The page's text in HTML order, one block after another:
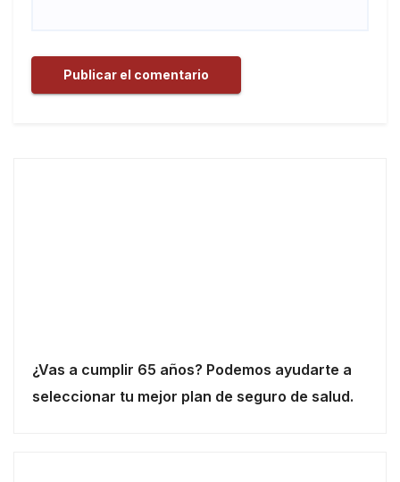
¿Vas a cumplir 65 años? Podemos ayudarte a
seleccionar tu mejor plan de seguro de salud.